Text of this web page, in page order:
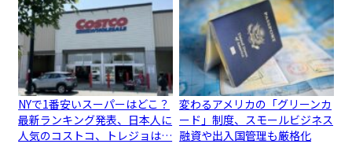
NYで1番安いスーパーはどこ？
最新ランキング発表、日本人に
人気のコストコ、トレジョは…
変わるアメリカの「グリーンカ
ード」制度、スモールビジネス
融資や出入国管理も厳格化